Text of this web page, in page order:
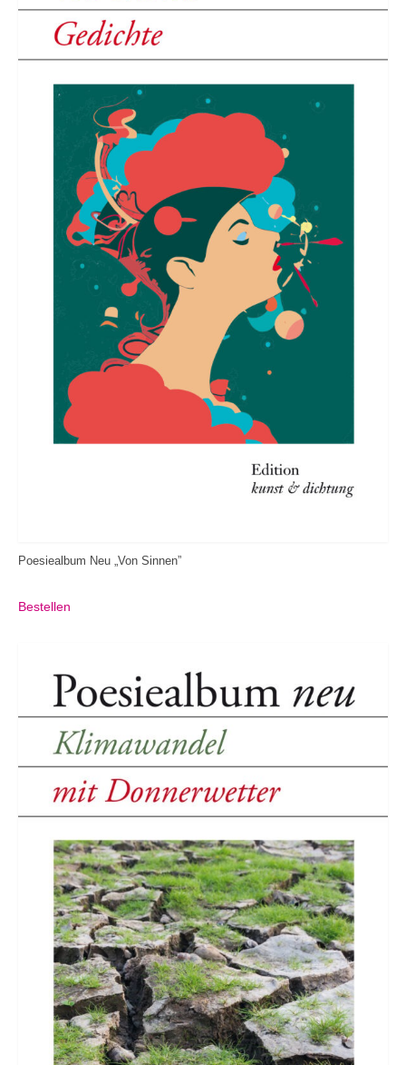
Poesiealbum Neu „Von Sinnen”
Bestellen